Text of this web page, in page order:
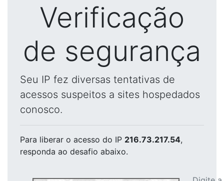
Verificação
de segurança
Seu IP fez diversas tentativas de
acessos suspeitos a sites hospedados
conosco.
Para liberar o acesso do IP 216.73.217.54,
responda ao desafio abaixo.